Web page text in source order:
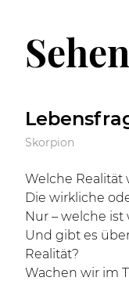
Sehen
Skorpion
Welche Realität
Die wirkliche
Nur – welche ist
Und gibt es
Realität?
Wachen wir im